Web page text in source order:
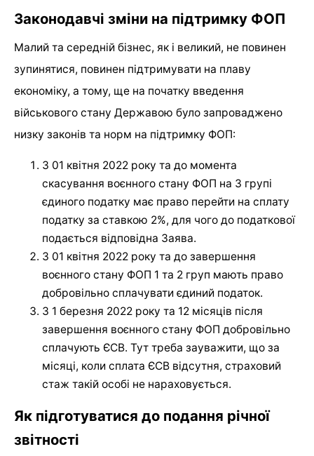
Законодавчі зміни на підтримку ФОП
Малий та середній бізнес, як і великий, не повинен
зупинятися, повинен підтримувати на плаву
економіку, а тому, ще на початку введення
військового стану Державою було запроваджено
низку законів та норм на підтримку ФОП:
З 01 квітня 2022 року та до момента
скасування воєнного стану ФОП на 3 групі
єдиного податку має право перейти на сплату
податку за ставкою 2%, для чого до податкової
подається відповідна Заява.
З 01 квітня 2022 року та до завершення
воєнного стану ФОП 1 та 2 груп мають право
добровільно сплачувати єдиний податок.
3 1 березня 2022 року та 12 місяців після
завершення воєнного стану ФОП добровільно
сплачують ЄСВ. Тут треба зауважити, що за
місяці, коли сплата ЄСВ відсутня, страховий
стаж такій особі не нараховується.
Як підготуватися до подання річної
звітності